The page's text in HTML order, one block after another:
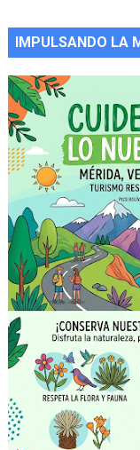
IMPULSANDO LA